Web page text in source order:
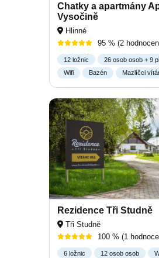
Chatky a apartmány
Vysočině
Hlinné
95 % (2
12 ložnic
26 osob osob + 9
Wifi
Bazén Mazlíčci
Rezidence Tři Studně
Tři Studně
100 % (1
6 ložnic 12 osob osob